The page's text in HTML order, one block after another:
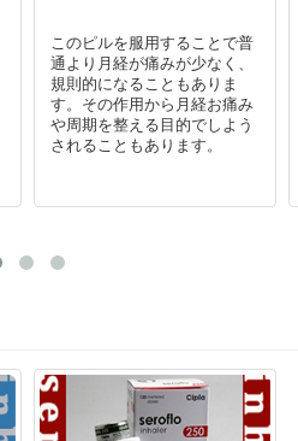
このピルを服用することで普
通より月経が痛みが少なく、
規則的になることもありま
す。その作用から月経お痛み
や周期を整える目的でしよう
されることもあります。